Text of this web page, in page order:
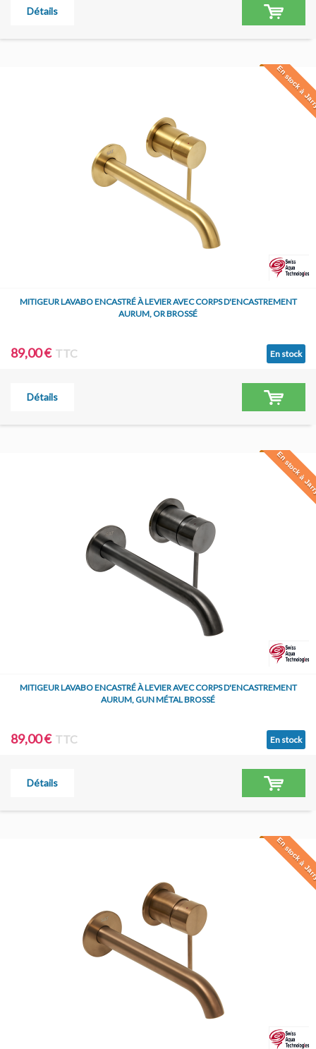
Détails
En stock à
MITIGEUR LAVABO ENCASTRÉ À LEVIER AVEC CORPS D'ENCASTREMENT
AURUM, OR BROSSÉ
89,00 € TTC En stock
Détails
En stock à
MITIGEUR LAVABO ENCASTRÉ À LEVIER AVEC CORPS D'ENCASTREMENT
AURUM, GUN MÉTAL BROSSÉ
89,00 € TTC En stock
Détails
En stock à